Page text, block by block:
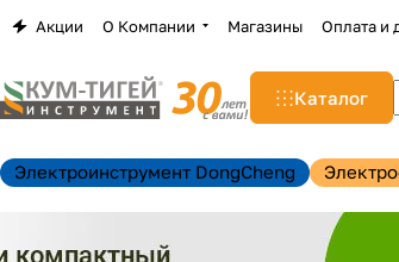
Акции О Компании Магазины Оплата и
Каталог
Электроинструмент DongCheng